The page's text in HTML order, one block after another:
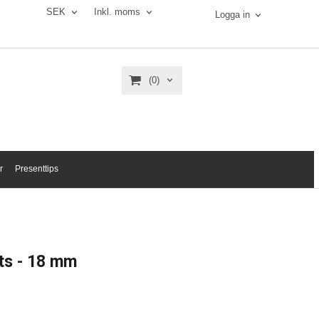
SEK Inkl. moms Logga in
(0)
Presenttips
- 18 mm